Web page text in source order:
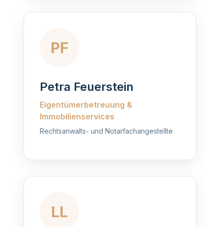
PF
Petra Feuerstein
Eigentümerbetreuung &
Immobilienservices
Rechtsanwalts- und Notarfachangestellte
LL